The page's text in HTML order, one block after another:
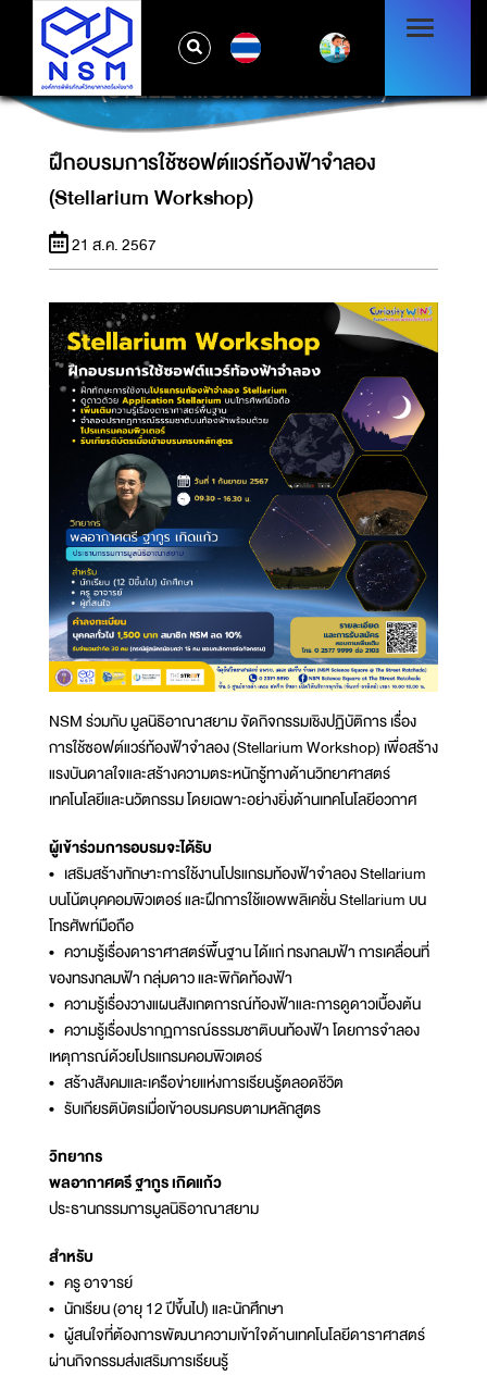
ฝึกอบรมการใช้ซอฟต์แวร์ท้องฟ้าจำลอง
(STELLARIUM WORKSHOP)
ฝึกอบรมการใช้ซอฟต์แวร์ท้องฟ้าจำลอง
(Stellarium Workshop)
21 ส.ค. 2567
NSM ร่วมกับ มูลนิธิอาณาสยาม จัดกิจกรรมเชิงปฏิบัติการ เรื่อง
การใช้ซอฟต์แวร์ท้องฟ้าจำลอง (Stellarium Workshop) เพื่อสร้าง
แรงบันดาลใจและสร้างความตระหนักรู้ทางด้านวิทยาศาสตร์
เทคโนโลยีและนวัตกรรม โดยเฉพาะอย่างยิ่งด้านเทคโนโลยีอวกาศ
ผู้เข้าร่วมการอบรมจะได้รับ
• เสริมสร้างทักษาะการใช้งานโปรแกรมท้องฟ้าจำลอง Stellarium
บนโน้ตบุคคอมพิวเตอร์ และฝึกการใช้แอพพลิเคชั่น Stellarium บน
โทรศัพท์มือถือ
• ความรู้เรื่องดาราศาสตร์พื้นฐาน ได้แก่ ทรงกลมฟ้า การเคลื่อนที่
ของทรงกลมฟ้า กลุ่มดาว และพิกัดท้องฟ้า
• ความรู้เรื่องวางแผนสังเกตการณ์ท้องฟ้าและการดูดาวเบื้องต้น
• ความรู้เรื่องปรากฏการณ์ธรรมชาติบนท้องฟ้า โดยการจำลอง
เหตุการณ์ด้วยโปรแกรมคอมพิวเตอร์
• สร้างสังคมและเครือข่ายแห่งการเรียนรู้ตลอดชีวิต
• รับเกียรติบัตรเมื่อเข้าอบรมครบตามหลักสูตร
วิทยากร
พลอากาศตรี ฐากูร เกิดแก้ว
ประธานกรรมการมูลนิธิอาณาสยาม
สำหรับ
• ครู อาจารย์
• นักเรียน (อายุ 12 ปีขึ้นไป) และนักศึกษา
• ผู้สนใจที่ต้องการพัฒนาความเข้าใจด้านเทคโนโลยีดาราศาสตร์
ผ่านกิจกรรมส่งเสริมการเรียนรู้